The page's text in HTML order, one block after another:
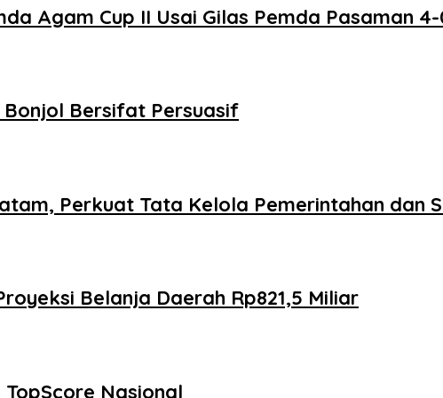
Agam Cup II Usai Gilas Pemda Pasaman
Bersifat Persuasif
Perkuat Tata Kelola Pemerintahan dan
Belanja Daerah Rp821,5 Miliar
Nasional